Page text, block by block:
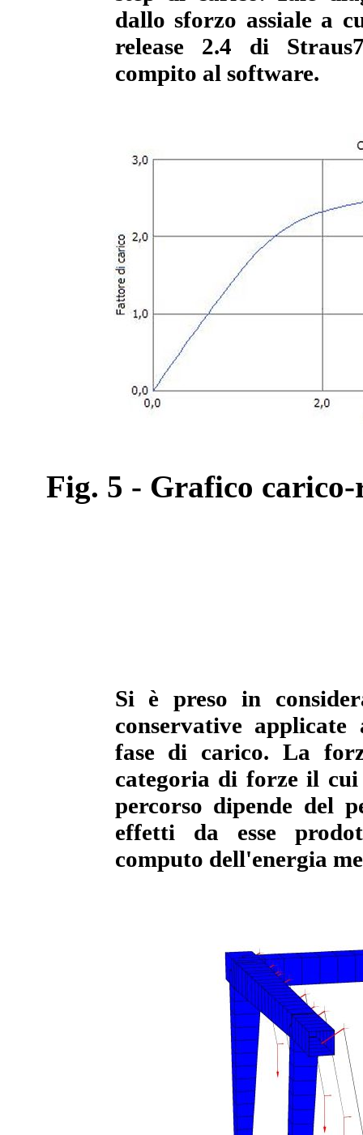
dallo sforzo assiale a
release 2.4 di
compito al software.
Fig. 5 - Grafico
Si è preso in
conservative
fase di carico. La
categoria di forze il
percorso dipende del
effetti da esse
computo dell'energia